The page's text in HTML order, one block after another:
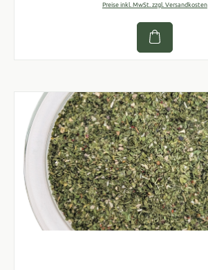
Preise inkl. MwSt. zzgl. Versandkosten